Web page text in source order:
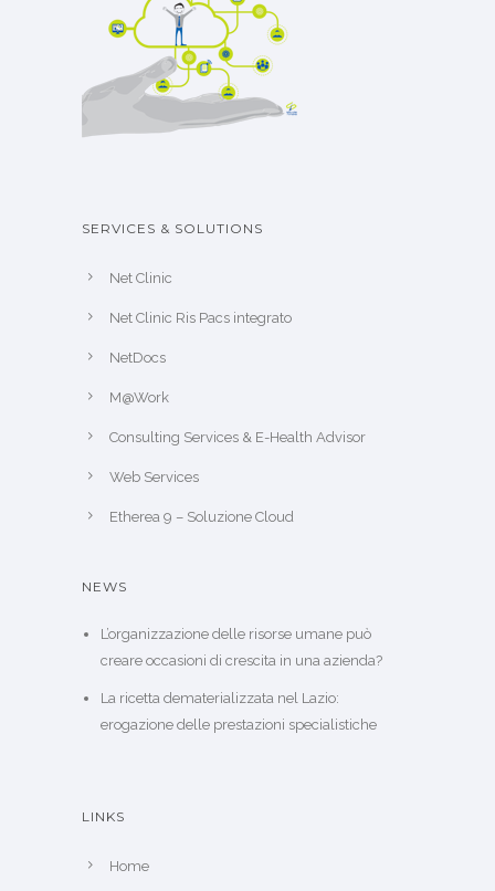
SERVICES & SOLUTIONS
Net Clinic
Net Clinic Ris Pacs integrato
NetDocs
M@Work
Consulting Services & E-Health Advisor
Web Services
Etherea 9 – Soluzione Cloud
NEWS
L’organizzazione delle risorse umane può
creare occasioni di crescita in una azienda?
La ricetta dematerializzata nel Lazio:
erogazione delle prestazioni specialistiche
LINKS
Home